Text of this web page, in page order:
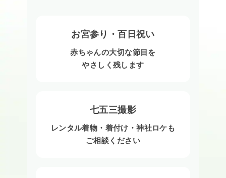
お宮参り・百日祝い
赤ちゃんの大切な節目を
やさしく残します
七五三撮影
レンタル着物・着付け・神社ロケも
ご相談ください